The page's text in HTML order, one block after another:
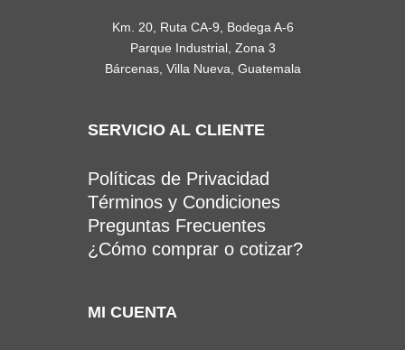
Km. 20, Ruta CA-9, Bodega A-6
Parque Industrial, Zona 3
Bárcenas, Villa Nueva, Guatemala
SERVICIO AL CLIENTE
Políticas de Privacidad
Términos y Condiciones
Preguntas Frecuentes
¿Cómo comprar o cotizar?
MI CUENTA